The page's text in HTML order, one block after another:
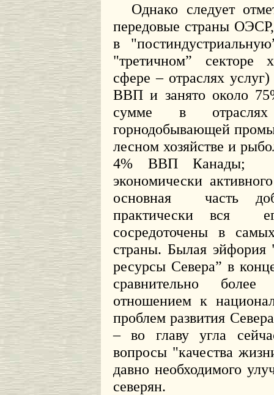
Однако следует
передовые страны
в
"третичном” секторе
сфере – отраслях услуг)
ВВП и занято около
сумме в
горнодобывающей
лесном хозяйстве и
4% ВВП Канады;
экономически
основная
часть
практически вся
сосредоточены в
страны. Былая эйфория
ресурсы Севера” в
сравнительно
отношением к
проблем развития
– во главу угла
вопросы "качества
давно необходимого
северян.